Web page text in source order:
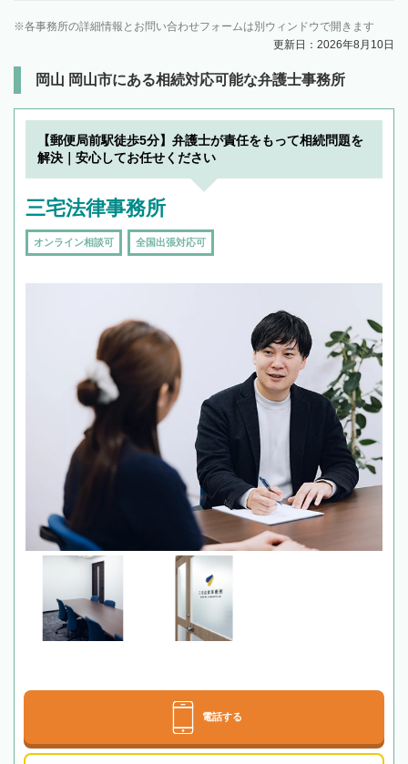
各事務所の詳細情報とお問い合わせフォームは別ウィンドウで開きます
更新日：2026年8月10日
岡山 岡山市にある相続対応可能な弁護士事務所
【郵便局前駅徒歩5分】弁護士が責任をもって相続問題を
解決｜安心してお任せください
三宅法律事務所
オンライン相談可 全国出張対応可
電話する